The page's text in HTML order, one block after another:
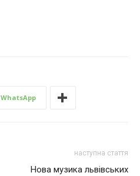
WhatsApp
наступна стаття
Нова музика львівських